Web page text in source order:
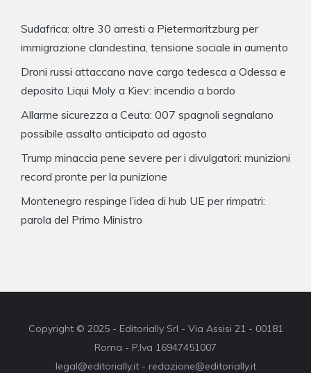
Sudafrica: oltre 30 arresti a Pietermaritzburg per
immigrazione clandestina, tensione sociale in aumento
Droni russi attaccano nave cargo tedesca a Odessa e
deposito Liqui Moly a Kiev: incendio a bordo
Allarme sicurezza a Ceuta: 007 spagnoli segnalano
possibile assalto anticipato ad agosto
Trump minaccia pene severe per i divulgatori: munizioni
record pronte per la punizione
Montenegro respinge l’idea di hub UE per rimpatri:
parola del Primo Ministro
Copyright © 2025 - Editorially Srl - Via Assisi 21 - 00181
Roma - P.Iva 16947451007
legal@editorially.it - redazione@editorially.it